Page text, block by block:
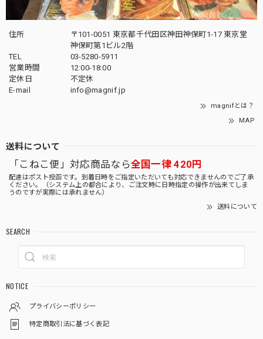
住所
〒101-0051 東京都千代田区神田神保町1-17 東京堂
神保町第1ビル2階
TEL
03-5280-5911
営業時間
12:00-18:00
定休日
不定休
E-mail
info@magnif.jp
magnifとは？
MAP
送料について
「こねこ便」対応商品なら全国一律 420円
配達はポスト投函です。到着日時をご指定いただいても対応できませんのでご了承
ください。（システム上の都合により、ご注文時に日時指定の操作が出来てしま
うのですが実際には承れません）
送料について
SEARCH
NOTICE
プライバシーポリシー
特定商取引法に基づく表記